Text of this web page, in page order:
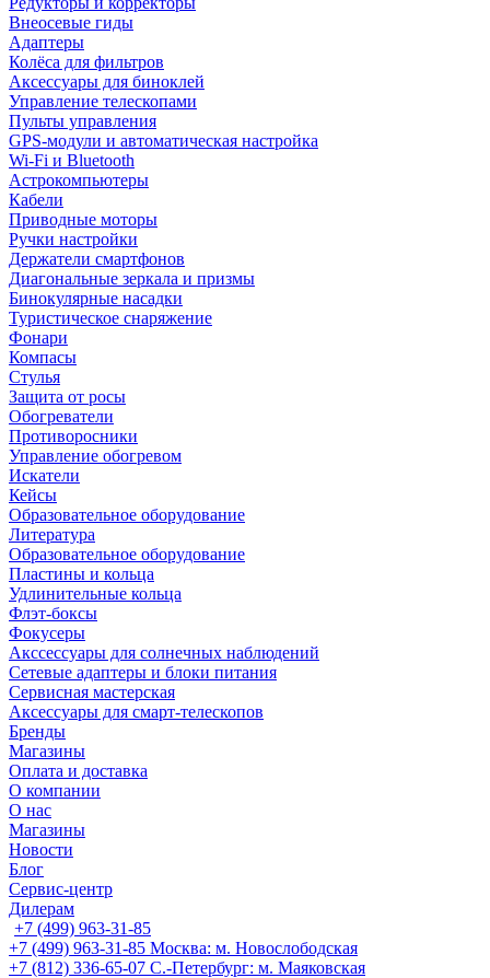
Внеосевые гиды
Адаптеры
Колёса для фильтров
Аксессуары для биноклей
Управление телескопами
Пульты управления
GPS-модули и автоматическая настройка
Wi-Fi и Bluetooth
Астрокомпьютеры
Кабели
Приводные моторы
Ручки настройки
Держатели смартфонов
Диагональные зеркала и призмы
Бинокулярные насадки
Туристическое снаряжение
Фонари
Компасы
Стулья
Защита от росы
Обогреватели
Противоросники
Управление обогревом
Искатели
Кейсы
Образовательное оборудование
Литература
Образовательное оборудование
Пластины и кольца
Удлинительные кольца
Флэт-боксы
Фокусеры
Акссессуары для солнечных наблюдений
Сетевые адаптеры и блоки питания
Сервисная мастерская
Аксессуары для смарт-телескопов
Бренды
Магазины
Оплата и доставка
О компании
О нас
Магазины
Новости
Блог
Сервис-центр
Дилерам
+7 (499) 963-31-85
+7 (499) 963-31-85 Москва: м. Новослободская
+7 (812) 336-65-07 С.-Петербург: м. Маяковская